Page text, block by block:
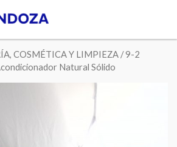
COSMÉTICA Y LIMPIEZA /9-2
Natural Sólido